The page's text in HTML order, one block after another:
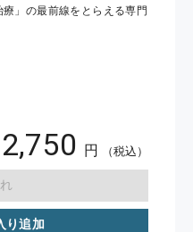
」の最前線をとらえる専門
2,750 円 （税込）
り追加